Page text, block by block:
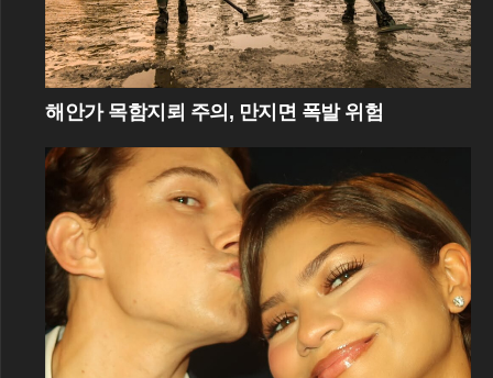
해안가 목함지뢰 주의, 만지면 폭발 위험